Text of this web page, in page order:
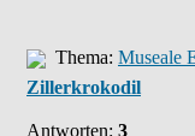
Thema: Museale
Zillerkrokodil
Antworten: 3